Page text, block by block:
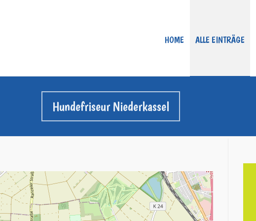
HOME ALLE EINTRÄGE
Hundefriseur Niederkassel